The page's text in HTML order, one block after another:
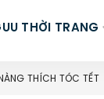
THỜI TRANG
THÍCH TÓC TẾT